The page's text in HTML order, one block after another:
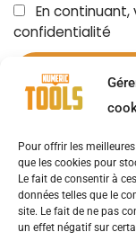
Pour offrir les
que les cookies pour
Le fait de consentir à
données telles que le
site. Le fait de ne pas
un effet négatif sur
En
confidentialité
OUTILS